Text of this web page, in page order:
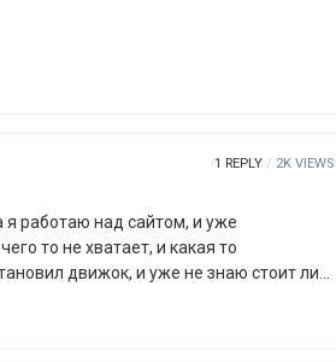
1 REPLY 2K VIEWS
то не хватает, и какая то
движок, и уже не знаю стоит ли
немного иначе, вот как идея -